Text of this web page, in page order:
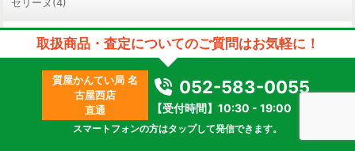
その他バッグ(185)
財布
ルイヴィトン(25)
取扱商品・査定についてのご質問はお気軽に！
質屋かんてい局 名
古屋西店
直通
052-583-0055
【受付時間】10:30 - 19:00
スマートフォンの方はタップして発信できます。